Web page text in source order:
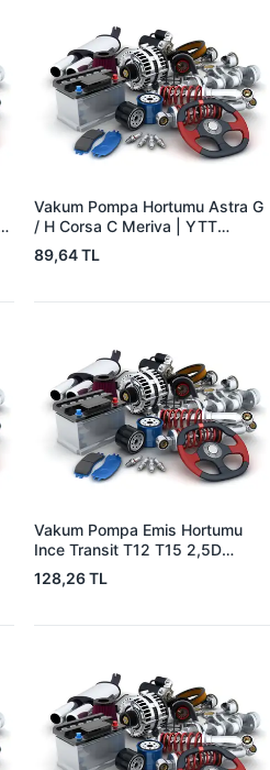
Vakum Pompa Hortumu Astra G
/ H Corsa C Meriva | YTT
Y11641 | OEM 5545506
89,64 TL
Vakum Pompa Emis Hortumu
Ince Transit T12 T15 2,5D
92>00 | YTT Y40147 | OEM
864F2L334CA
128,26 TL